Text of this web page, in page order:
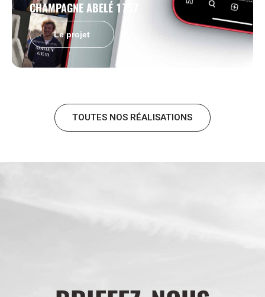
CHAMPAGNE ABELÉ 1757
Le projet
TOUTES NOS RÉALISATIONS